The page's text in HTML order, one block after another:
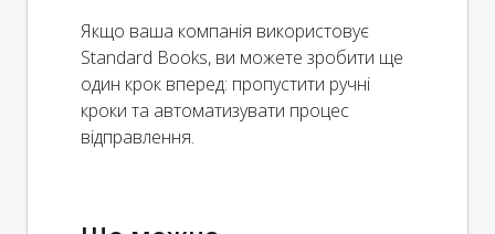
Якщо ваша компанія використовує
Standard Books, ви можете зробити ще
один крок вперед: пропустити ручні
кроки та автоматизувати процес
відправлення.